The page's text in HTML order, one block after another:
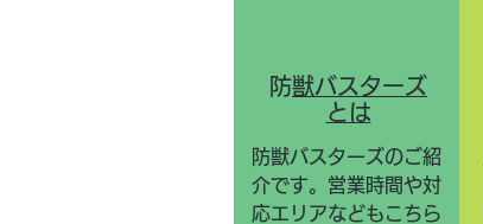
​防獣バスターズ
とは
防獣バスターズのご紹
介です。営業時間や対
応エリアなどもこちら